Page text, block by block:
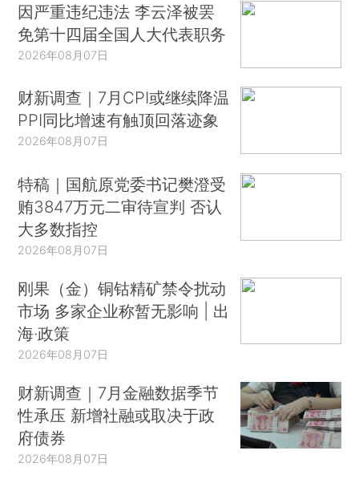
因严重违纪违法 李云泽被罢
免第十四届全国人大代表职务
2026年08月07日
财新调查｜7月CPI或继续降温
PPI同比增速有触顶回落迹象
2026年08月07日
特稿｜国航原党委书记樊澄受
贿3847万元二审待宣判 否认
大多数指控
2026年08月07日
刚果（金）铜钴精矿禁令扰动
市场 多家企业称暂无影响 | 出
海·政策
2026年08月07日
财新调查｜7月金融数据季节
性承压 新增社融或取决于政
府债券
2026年08月07日